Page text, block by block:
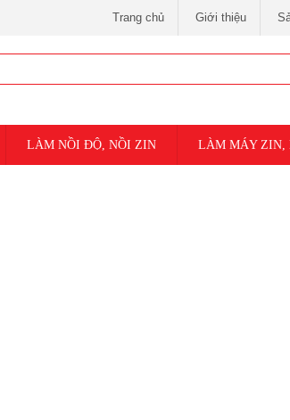
) Trang chủ Giới thiệu
LÀM NỒI ĐỘ, NỒI ZIN LÀM MÁY ZIN,